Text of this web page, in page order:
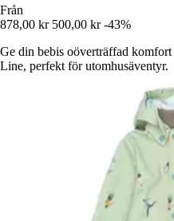
Från
878,00 kr 500,00 kr -43%
Ge din bebis oöverträffad
Line, perfekt för utomhusäventyr.